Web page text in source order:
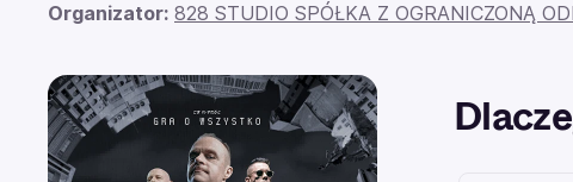
Organizator: 828 STUDIO SPÓŁKA Z OGRANICZONĄ